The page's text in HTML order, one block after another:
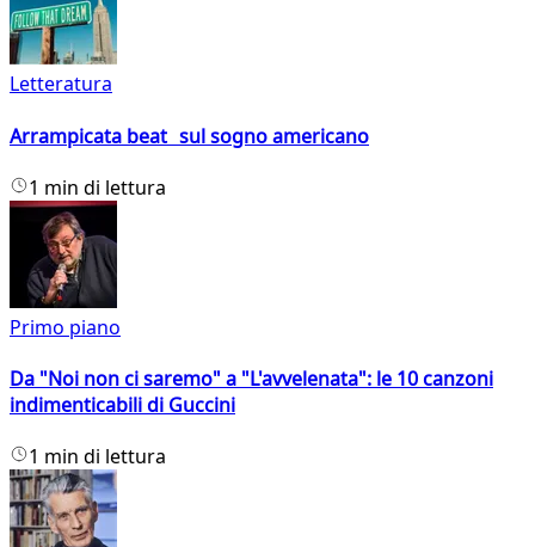
Letteratura
Arrampicata beat sul sogno americano
1 min di lettura
Primo piano
Da "Noi non ci saremo" a "L'avvelenata": le 10 canzoni
indimenticabili di Guccini
1 min di lettura